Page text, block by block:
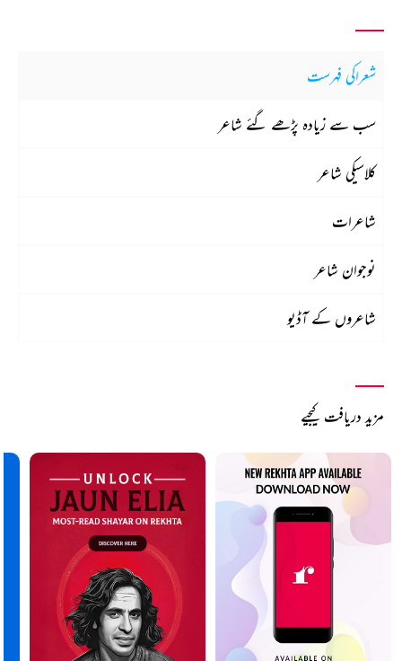
شعراکی فہرست
سب سے زیادہ پڑھے گئے شاعر
کلاسیکی شاعر
شاعرات
نوجوان شاعر
شاعروں کے آڈیو
مزید دریافت کیجیے